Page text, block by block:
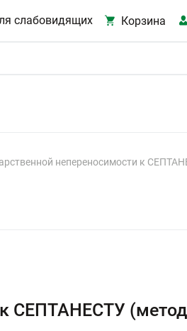
слабовидящих Корзина
непереносимости к
к СЕПТАНЕСТУ